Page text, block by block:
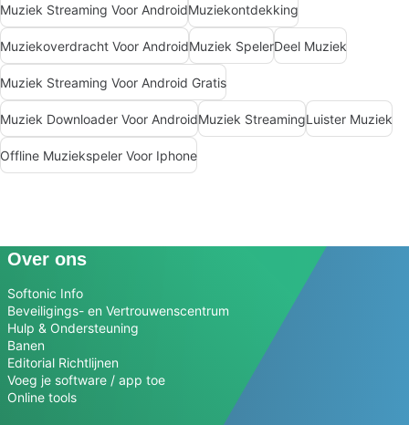
Muziek Streaming Voor AndroidMuziekontdekking
Muziekoverdracht Voor AndroidMuziek SpelerDeel Muziek
Muziek Streaming Voor Android Gratis
Muziek Downloader Voor AndroidMuziek StreamingLuister Muziek
Offline Muziekspeler Voor Iphone
Over ons
Softonic Info
Beveiligings- en Vertrouwenscentrum
Hulp & Ondersteuning
Banen
Editorial Richtlijnen
Voeg je software / app toe
Online tools